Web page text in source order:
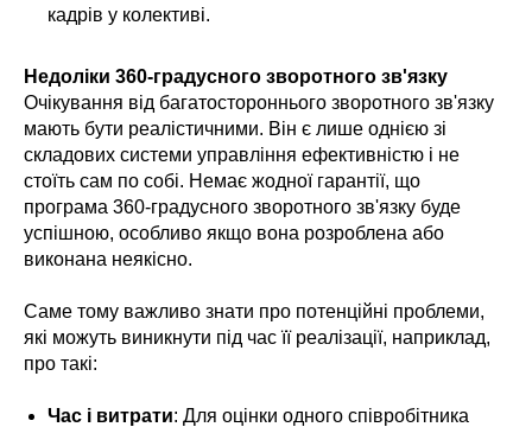
кадрів у колективі.
Недоліки 360-градусного зворотного зв'язку
Очікування від багатостороннього зворотного зв'язку
мають бути реалістичними. Він є лише однією зі
складових системи управління ефективністю і не
стоїть сам по собі. Немає жодної гарантії, що
програма 360-градусного зворотного зв'язку буде
успішною, особливо якщо вона розроблена або
виконана неякісно.
Саме тому важливо знати про потенційні проблеми,
які можуть виникнути під час її реалізації, наприклад,
про такі:
Час і витрати: Для оцінки одного співробітника